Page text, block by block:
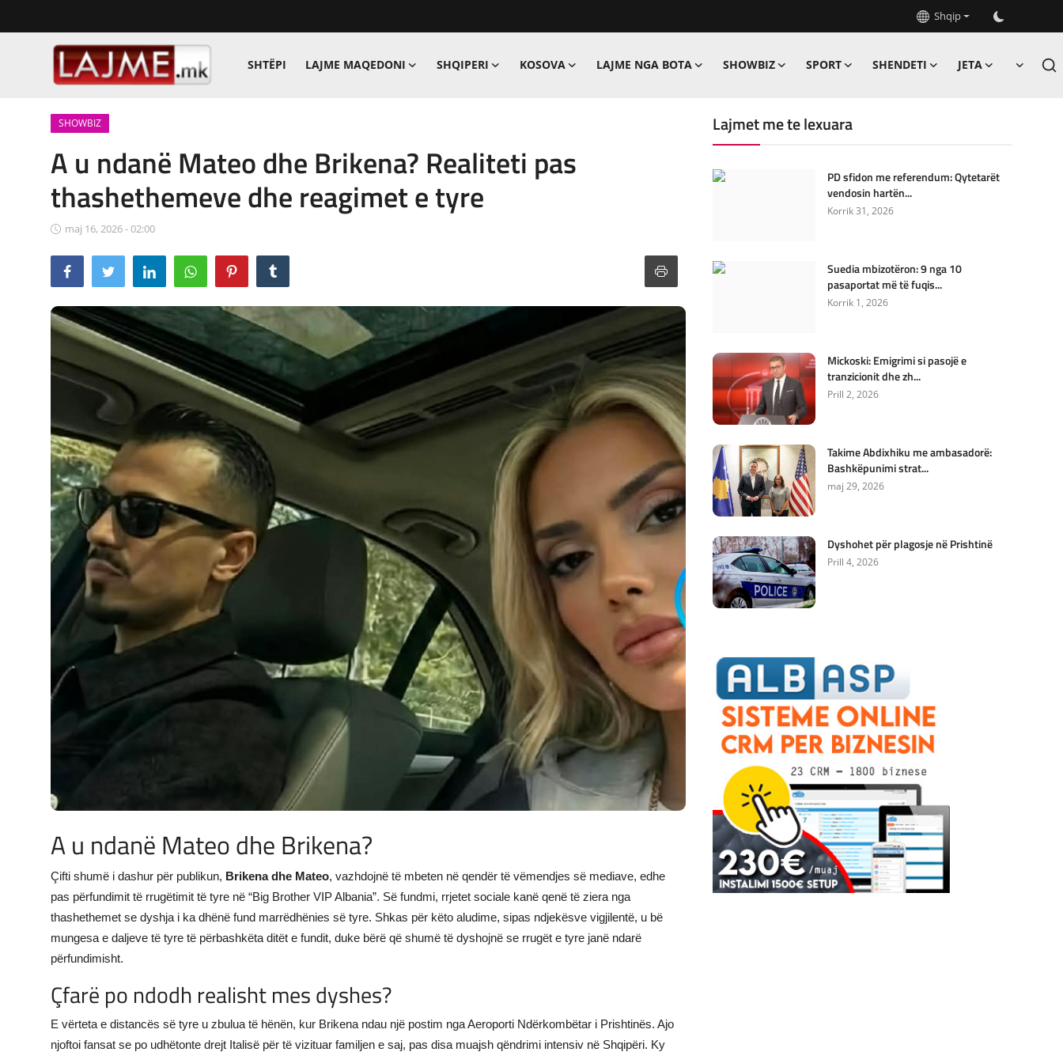
Shqip
SHTËPI LAJME MAQEDONI SHQIPERI KOSOVA LAJME NGA BOTA SHOWBIZ SPORT SHENDETI JETA
LAJME MAQEDONI
SHQIPERI
KOSOVA
LAJME NGA BOTA
SHOWBIZ
Shqip
SHOWBIZ
A u ndanë Mateo dhe Brikena? Realiteti pas
thashethemeve dhe reagimet e tyre
maj 16, 2026 - 02:00
A u ndanë Mateo dhe Brikena?
Çifti shumë i dashur për publikun, Brikena dhe Mateo, vazhdojnë të mbeten në qendër të vëmendjes së mediave, edhe
pas përfundimit të rrugëtimit të tyre në “Big Brother VIP Albania”. Së fundmi, rrjetet sociale kanë qenë të ziera nga
thashethemet se dyshja i ka dhënë fund marrëdhënies së tyre. Shkas për këto aludime, sipas ndjekësve vigjilentë, u bë
mungesa e daljeve të tyre të përbashkëta ditët e fundit, duke bërë që shumë të dyshojnë se rrugët e tyre janë ndarë
përfundimisht.
Çfarë po ndodh realisht mes dyshes?
E vërteta e distancës së tyre u zbulua të hënën, kur Brikena ndau një postim nga Aeroporti Ndërkombëtar i Prishtinës. Ajo
njoftoi fansat se po udhëtonte drejt Italisë për të vizituar familjen e saj, pas disa muajsh qëndrimi intensiv në Shqipëri. Ky
Lajmet me te lexuara
PD sfidon me referendum: Qytetarët
vendosin hartën...
Korrik 31, 2026
Suedia mbizotëron: 9 nga 10
pasaportat më të fuqis...
Korrik 1, 2026
Mickoski: Emigrimi si pasojë e
tranzicionit dhe zh...
Prill 2, 2026
Takime Abdixhiku me ambasadorë:
Bashkëpunimi strat...
maj 29, 2026
Dyshohet për plagosje në Prishtinë
Prill 4, 2026